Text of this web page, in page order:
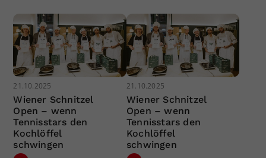
21.10.2025
Wiener Schnitzel
Open – wenn
Tennisstars den
Kochlöffel
schwingen
21.10.2025
Wiener Schnitzel
Open – wenn
Tennisstars den
Kochlöffel
schwingen